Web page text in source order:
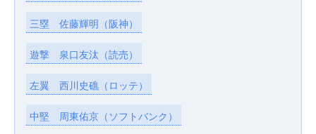
三塁 佐藤輝明（阪神）
遊撃 泉口友汰（読売）
左翼 西川史礁（ロッテ）
中堅 周東佑京（ソフトバンク）